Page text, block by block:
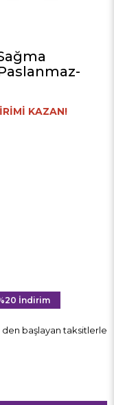
KAZAN!
20 İndirim
başlayan taksitlerle